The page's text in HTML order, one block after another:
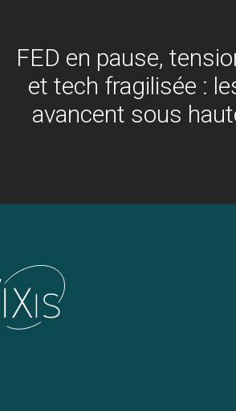
FED en pause,
et tech fragilisée :
avancent sous